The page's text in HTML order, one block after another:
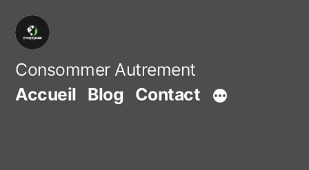
Aller
contenu
Consommer Autrement
Accueil Blog Contact